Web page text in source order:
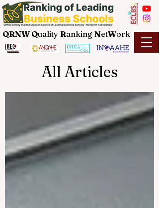
QRNW Quality Ranking NetWork
All Articles